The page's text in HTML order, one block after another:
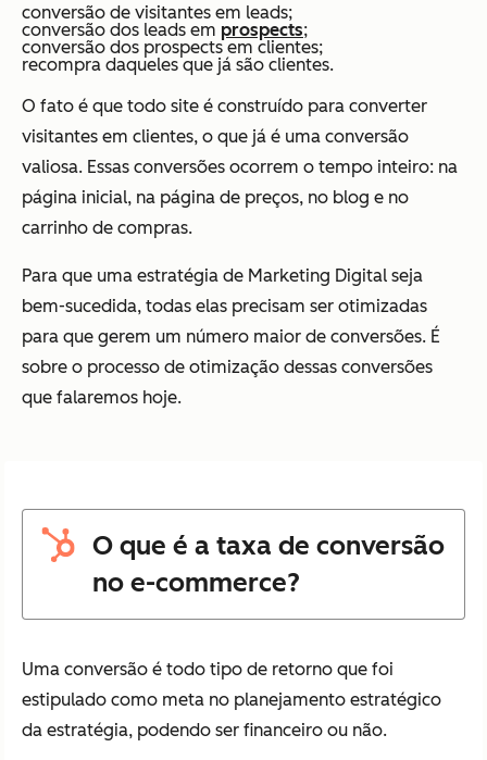
conversão de visitantes em leads;
conversão dos leads em prospects;
conversão dos prospects em clientes;
recompra daqueles que já são clientes.
O fato é que todo site é construído para converter
visitantes em clientes, o que já é uma conversão
valiosa. Essas conversões ocorrem o tempo inteiro: na
página inicial, na página de preços, no blog e no
carrinho de compras.
Para que uma estratégia de Marketing Digital seja
bem-sucedida, todas elas precisam ser otimizadas
para que gerem um número maior de conversões. É
sobre o processo de otimização dessas conversões
que falaremos hoje.
O que é a taxa de conversão
no e-commerce?
Uma conversão é todo tipo de retorno que foi
estipulado como meta no planejamento estratégico
da estratégia, podendo ser financeiro ou não.